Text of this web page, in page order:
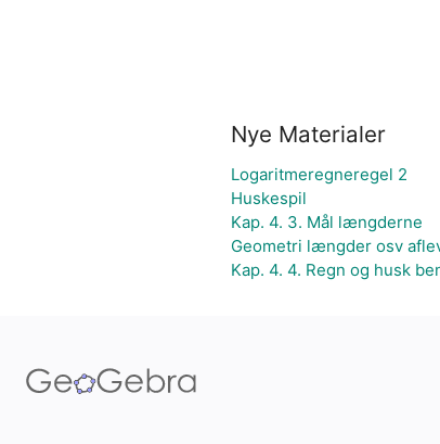
Nye Materialer
Logaritmeregneregel 2
Huskespil
Kap. 4. 3. Mål længderne
Geometri længder osv
Kap. 4. 4. Regn og husk